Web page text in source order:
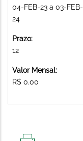
04-FEB-23 a 03-FEB-
24
Prazo:
12
Valor Mensal:
R$ 0.00